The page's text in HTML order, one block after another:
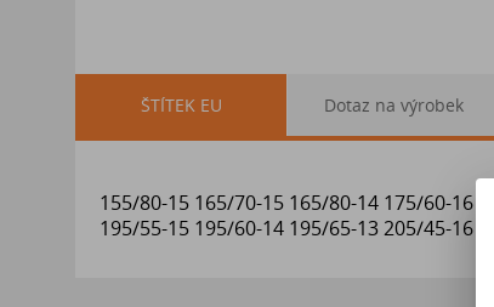
ŠTÍTEK EU Dotaz na výrobek
155/80-15 165/70-15 165/80-14 175/60-16
195/55-15 195/60-14 195/65-13 205/45-16